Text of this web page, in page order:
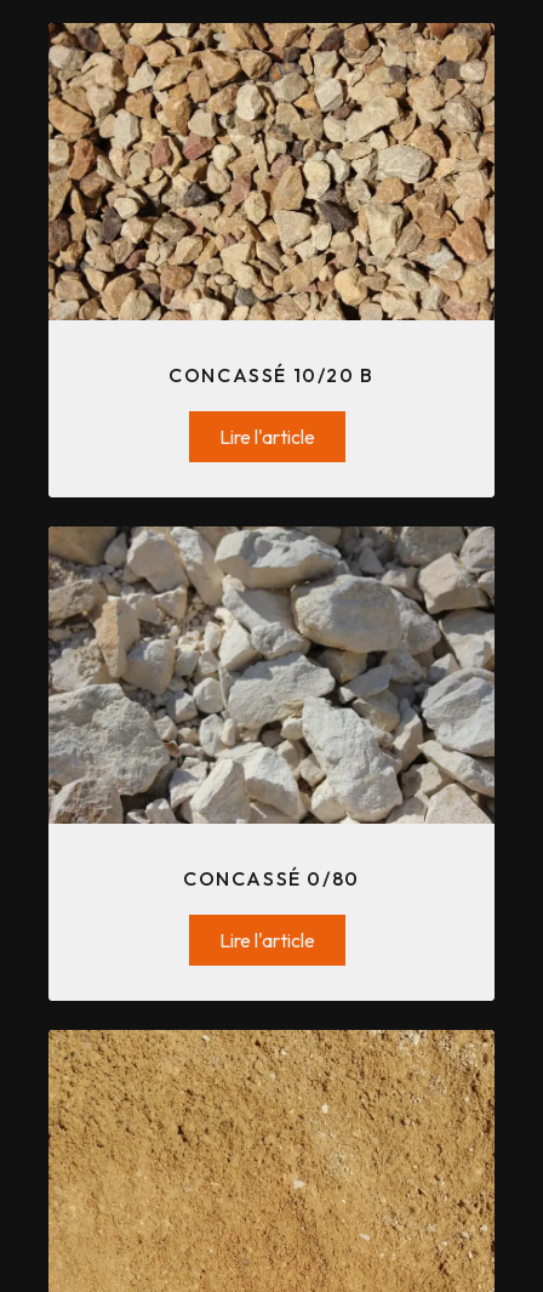
CONCASSÉ 10/20 B
Lire l'article
CONCASSÉ 0/80
Lire l'article